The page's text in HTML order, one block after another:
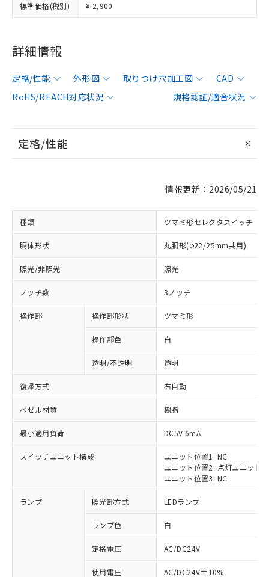
標準価格(税別) ¥ 2,900
詳細情報
定格/性能 外形図 取りつけ穴加工図
CAD
RoHS/REACH対応状況
規格認証/適合状況
定格/性能
情報更新：2026/05/21
種類 ツマミ形セレクタスイッチ
胴体形状 丸胴形(φ22/25mm共用)
照光/非照光 照光
ノッチ数 3ノッチ
操作部 操作部形状 ツマミ形
操作部色 白
透明/不透明 透明
復帰方式 右自動
ベゼル材質 樹脂
最小適用負荷 DC5V 6mA
スイッチユニット構成
ユニット位置1: NC
ユニット位置2: 点灯ユニット
ユニット位置3: NC
ランプ 照光部方式 LEDランプ
ランプ色 白
定格電圧 AC/DC24V
使用電圧 AC/DC24V±10%